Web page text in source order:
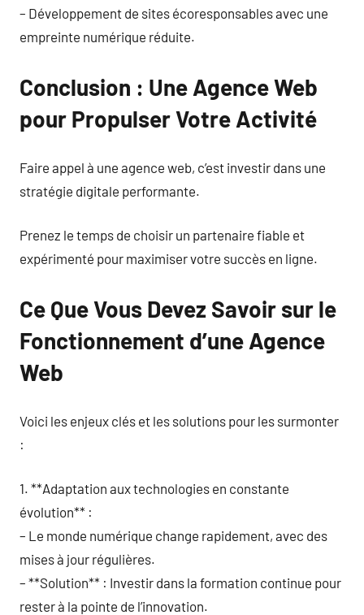
– Développement de sites écoresponsables avec une
empreinte numérique réduite.
Conclusion : Une Agence Web
pour Propulser Votre Activité
Faire appel à une agence web, c’est investir dans une
stratégie digitale performante.
Prenez le temps de choisir un partenaire fiable et
expérimenté pour maximiser votre succès en ligne.
Ce Que Vous Devez Savoir sur le
Fonctionnement d’une Agence
Web
Voici les enjeux clés et les solutions pour les surmonter
:
1. **Adaptation aux technologies en constante
évolution** :
– Le monde numérique change rapidement, avec des
mises à jour régulières.
– **Solution** : Investir dans la formation continue pour
rester à la pointe de l’innovation.